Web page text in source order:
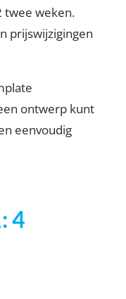
twee weken.
prijswijzigingen
ontwerp kunt
eenvoudig
4